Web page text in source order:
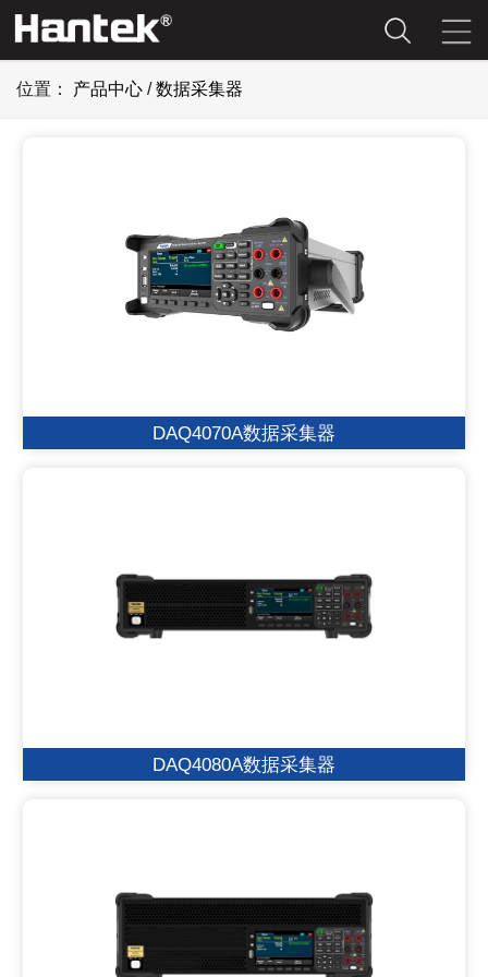
位置： 产品中心 /数据采集器
DAQ4070A数据采集器
DAQ4080A数据采集器